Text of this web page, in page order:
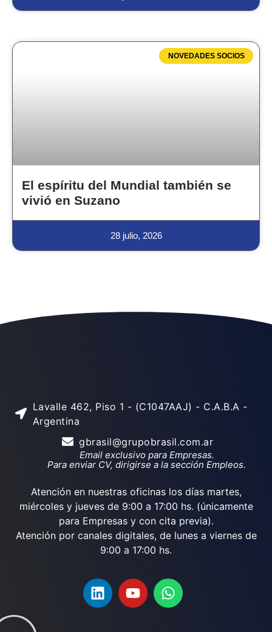
NOVEDADES SOCIOS
El espíritu del Mundial también se
vivió en Suzano
28 julio, 2026
Lavalle 462, Piso 1 - (C1047AAJ) - C.A.B.A -
Argentina
gbrasil@grupobrasil.com.ar
Email exclusivo para Empresas.
Para enviar CV, dirigirse a la sección Empleos.
Atención en nuestras oficinas los días martes,
miércoles y jueves de 9:00 a 17:00 hs. (únicamente
para Empresas y con cita previa).
Atención por canales digitales, de lunes a viernes de
9:00 a 17:00 hs.